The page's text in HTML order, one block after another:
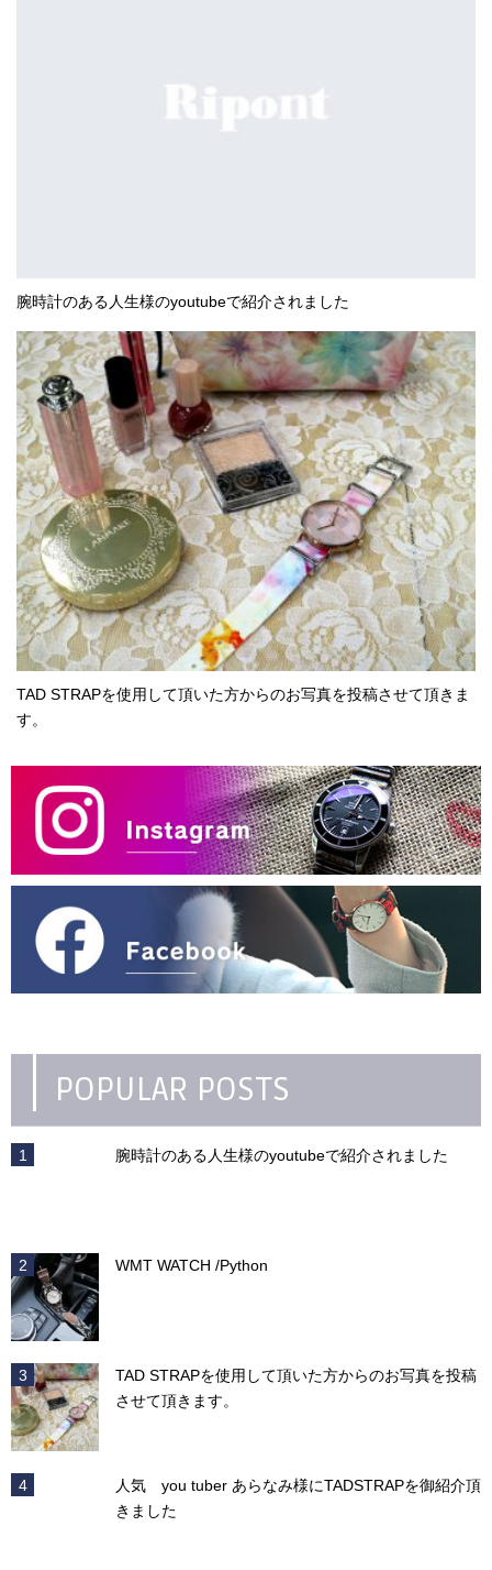
腕時計のある人生様のyoutubeで紹介されました
TAD STRAPを使用して頂いた方からのお写真を投稿させて頂きま
す。
POPULAR POSTS
腕時計のある人生様のyoutubeで紹介されました
WMT WATCH /Python
TAD STRAPを使用して頂いた方からのお写真を投稿
させて頂きます。
人気 you tuber あらなみ様にTADSTRAPを御紹介頂
きました